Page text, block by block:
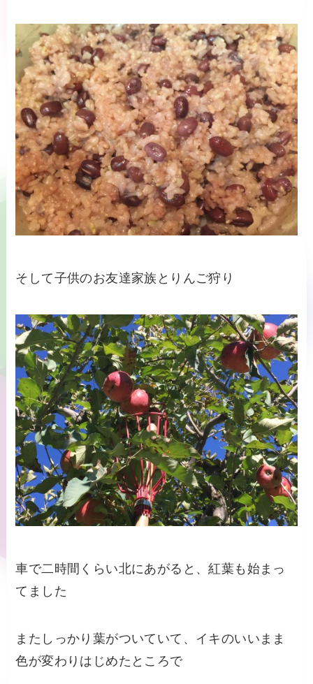
そして子供のお友達家族とりんご狩り
車で二時間くらい北にあがると、紅葉も始まっ
てました
またしっかり葉がついていて、イキのいいまま
色が変わりはじめたところで